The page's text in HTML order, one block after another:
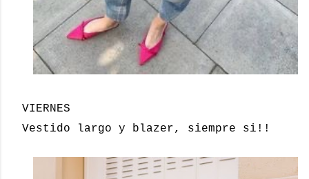
VIERNES
Vestido largo y blazer, siempre si!!